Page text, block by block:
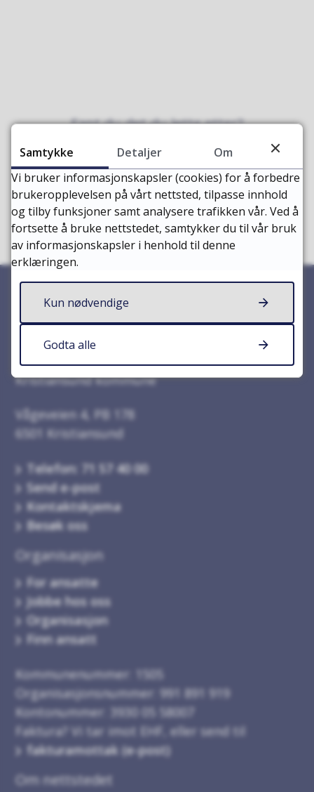
Fant du det du lette etter?
Ja Nei
Kontakt oss
Kristiansund kommune
Vågeveien 4, PB 178
6501 Kristiansund
Telefon: 71 57 40 00
Send e-post
Kontaktskjema
Besøk oss
Organisasjon
For ansatte
Jobbe hos oss
Organisasjon
Finn ansatt
Kommunenummer: 1505
Organisasjonsnummer: 991 891 919
Kontonummer: 3930 05 58007
Faktura? Vi tar imot EHF, eller send til
fakturamottak (e-post)
Om nettstedet
Samtykke Detaljer
Om
Vi bruker informasjonskapsler (cookies) for å forbedre
brukeropplevelsen på vårt nettsted, tilpasse innhold
og tilby funksjoner samt analysere trafikken vår. Ved å
fortsette å bruke nettstedet, samtykker du til vår bruk
av informasjonskapsler i henhold til denne
erklæringen.
Kun nødvendige
Godta alle